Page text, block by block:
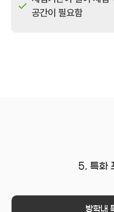
공간이 필요함
5. 특화
방학내